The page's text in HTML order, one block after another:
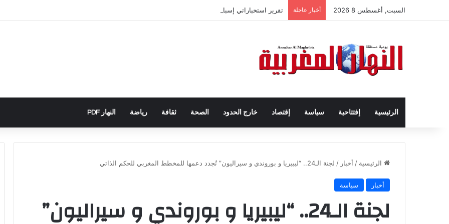
السبت, أغسطس 8 2026 أخبار عاجلة تقرير استخباراتي إسباني يكشف تورط حملة رقمية جزائرية في أحداث سبتة
الرئيسية إفتتاحية سياسة إقتصاد خارج الحدود الصحة ثقافة رياضة النهار PDF
الرئيسية / أخبار / لجنة الـ24.. “ليبيريا و بوروندي و سيراليون” تُجدد دعمها للمخطط المغربي للحكم الذاتي
أخبار سياسة
لجنة الـ24.. “ليبيريا و بوروندي و سيراليون”